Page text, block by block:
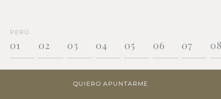
PERÚ
01 02 03 04 05 06 07
QUIERO APUNTARME